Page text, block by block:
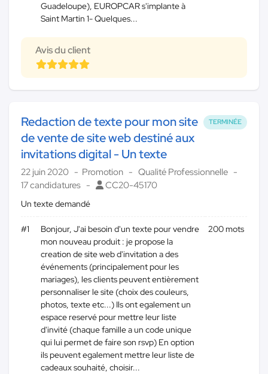
Guadeloupe), EUROPCAR s'implante à
Saint Martin 1- Quelques...
Avis du client
TERMINÉE
Redaction de texte pour mon site
de vente de site web destiné aux
invitations digital - Un texte
22 juin 2020 Promotion
Qualité Professionnelle
17 candidatures
CC20-45170
Un texte demandé
#1
Bonjour, J'ai besoin d'un texte pour vendre
mon nouveau produit : je propose la
creation de site web d'invitation a des
événements (principalement pour les
mariages), les clients peuvent entièrement
personnaliser le site (choix des couleurs,
photos, texte etc...) Ils ont egalement un
espace reservé pour mettre leur liste
d'invité (chaque famille a un code unique
qui lui permet de faire son rsvp) En option
ils peuvent egalement mettre leur liste de
cadeaux souhaité, choisir...
200 mots